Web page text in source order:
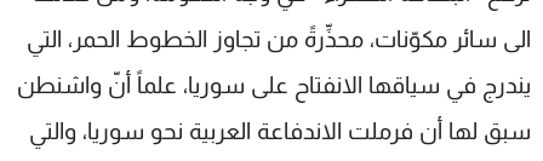
الى سائر مكوّنات، محذِّرةً من تجاوز الخطوط الحمر، التي
يندرج في سياقها الانفتاح على سوريا، علماً أنّ واشنطن
سبق لها أن فرملت الاندفاعة العربية نحو سوريا، والتي